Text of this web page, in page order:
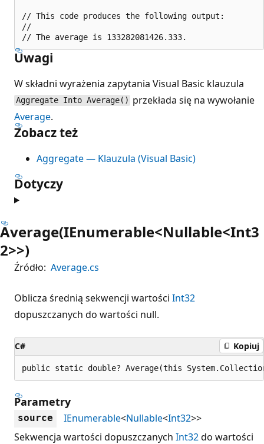
// This code produces the following output:
//
Uwagi
W składni wyrażenia zapytania Visual Basic klauzula
Aggregate Into Average() przekłada się na wywołanie
Average.
Zobacz też
Aggregate — Klauzula (Visual Basic)
Dotyczy
Average(IEnumerable<Nullable<Int3
2>>)
Źródło: Average.cs
Oblicza średnią sekwencji wartości Int32
dopuszczanych do wartości null.
C# Kopiuj
public static double? Average(this
Parametry
source IEnumerable<Nullable<Int32>>
Sekwencja wartości dopuszczanych Int32do wartości